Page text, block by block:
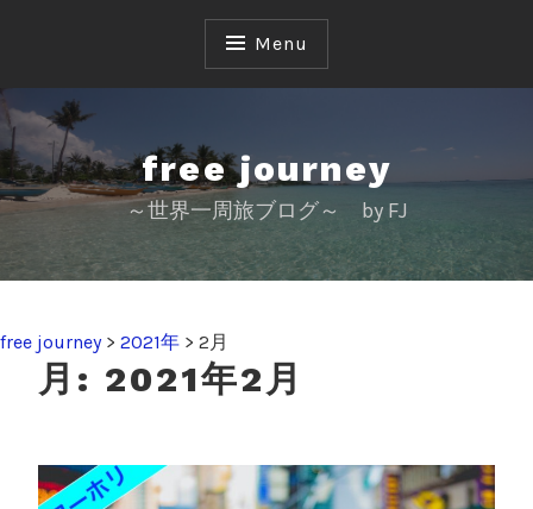
p
o
c
o
t
t
Menu
free journey
～世界一周旅ブログ～ by FJ
free journey> 2021年 > 2月
月: 2021年2月